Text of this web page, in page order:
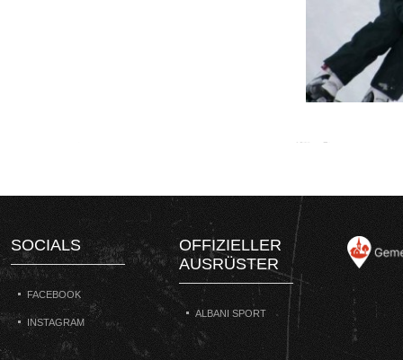
SOCIALS
FACEBOOK
INSTAGRAM
OFFIZIELLER
AUSRÜSTER
ALBANI SPORT